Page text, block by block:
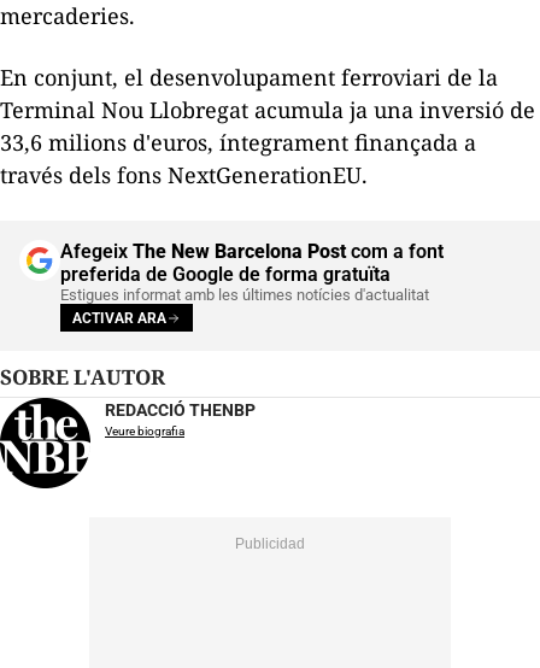
mercaderies.
En conjunt, el desenvolupament ferroviari de la
Terminal Nou Llobregat acumula ja una inversió de
33,6 milions d'euros, íntegrament finançada a
través dels fons NextGenerationEU.
Afegeix The New Barcelona Postcom a font
preferida de Google de forma gratuïta
Estigues informat amb les últimes notícies d'actualitat
ACTIVAR ARA
SOBRE L'AUTOR
REDACCIÓ THENBP
Veure biografia